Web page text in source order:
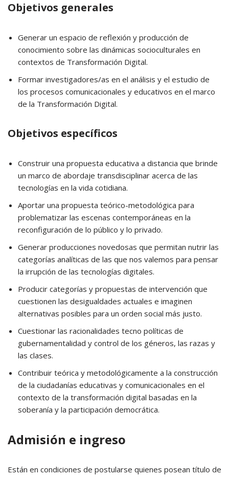
Objetivos generales
Generar un espacio de reflexión y producción de
conocimiento sobre las dinámicas socioculturales en
contextos de Transformación Digital.
Formar investigadores/as en el análisis y el estudio de
los procesos comunicacionales y educativos en el marco
de la Transformación Digital.
Objetivos específicos
Construir una propuesta educativa a distancia que brinde
un marco de abordaje transdisciplinar acerca de las
tecnologías en la vida cotidiana.
Aportar una propuesta teórico-metodológica para
problematizar las escenas contemporáneas en la
reconfiguración de lo público y lo privado.
Generar producciones novedosas que permitan nutrir las
categorías analíticas de las que nos valemos para pensar
la irrupción de las tecnologías digitales.
Producir categorías y propuestas de intervención que
cuestionen las desigualdades actuales e imaginen
alternativas posibles para un orden social más justo.
Cuestionar las racionalidades tecno políticas de
gubernamentalidad y control de los géneros, las razas y
las clases.
Contribuir teórica y metodológicamente a la construcción
de la ciudadanías educativas y comunicacionales en el
contexto de la transformación digital basadas en la
soberanía y la participación democrática.
Admisión e ingreso
Están en condiciones de postularse quienes posean título de